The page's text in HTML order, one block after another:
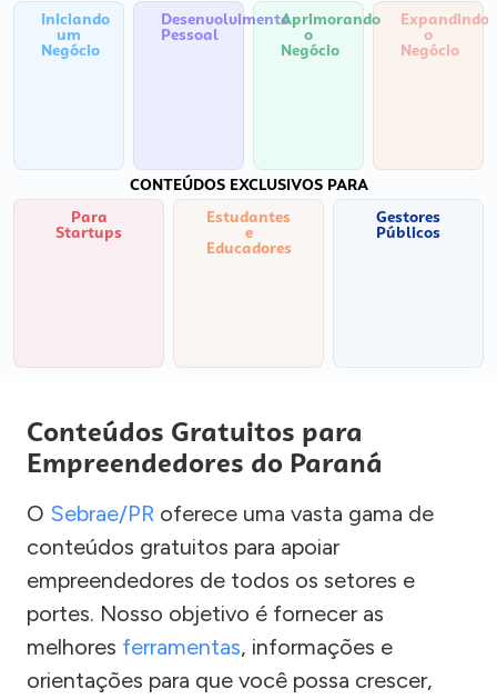
Iniciando
um
Negócio
Desenvolvimento
Pessoal
Aprimorando
o
Negócio
Expandindo
o
Negócio
CONTEÚDOS EXCLUSIVOS PARA
Para
Startups
Estudantes
e
Educadores
Gestores
Públicos
Conteúdos Gratuitos para
Empreendedores do Paraná
O Sebrae/PR oferece uma vasta gama de
conteúdos gratuitos para apoiar
empreendedores de todos os setores e
portes. Nosso objetivo é fornecer as
melhores ferramentas, informações e
orientações para que você possa crescer,